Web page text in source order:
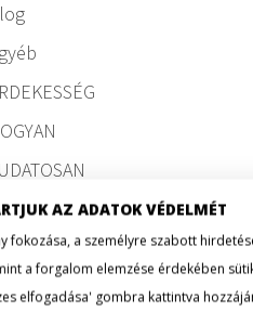
AZ ADATOK VÉDELMÉT
fokozása, a személyre szabott
a forgalom elemzése érdekében
elfogadása' gombra kattintva